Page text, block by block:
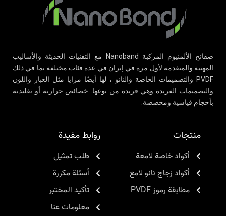
صفائح الألمنيوم المركبة Nanoband مع التقنيات الحديثة والأساليب
المهنية والمتقدمة لأول مرة في إيران في عدة فئات مختلفة بما في ذلك
PVDF والتصميمات الخاصة والنانو ، لها أيضًا مزايا مثل الغبار واللون
والتصميمات الفريدة وهي فريدة من نوعها. خصائص حرارية أو تقليدية
بأحجام قياسية ومخصصة.
منتجات
أكواد خاصة لامعة
أكواد زجاج نانو لامع
مطابقة رموز PVDF
روابط مفيدة
طلب تمثيل
أسئلة مكررة
تأكيد المختبر
معلومات عنا